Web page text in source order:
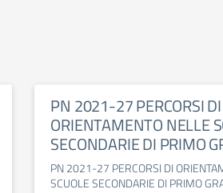
PN 2021-27 PERCORSI DI
ORIENTAMENTO NELLE
SECONDARIE DI PRIMO
PN 2021-27 PERCORSI DI
SCUOLE SECONDARIE DI PRIMO